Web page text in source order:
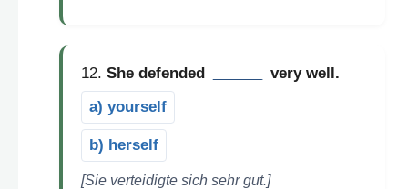
12. She defended
very well.
a) yourself
b) herself
[Sie verteidigte sich sehr gut.]